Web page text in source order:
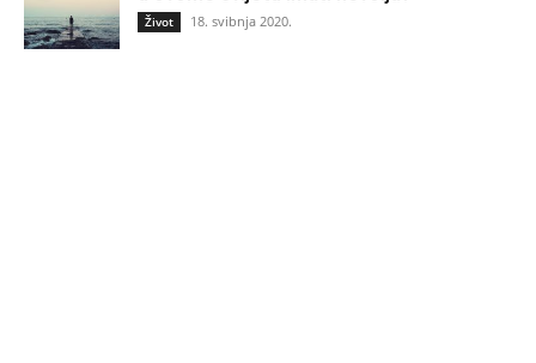
Život 18. svibnja 2020.